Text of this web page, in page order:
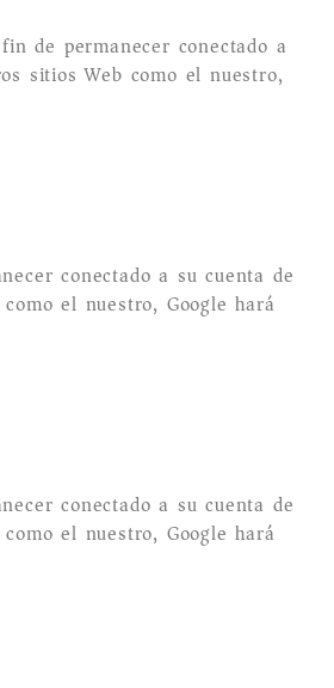
de permanecer conectado a
sitios Web como el nuestro,
conectado a su cuenta de
el nuestro, Google hará
conectado a su cuenta de
el nuestro, Google hará